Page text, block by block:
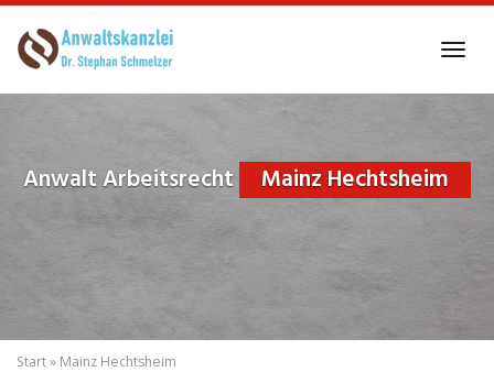
to
Anwalt Arbeitsrecht Mainz Hechtsheim
Start» Mainz Hechtsheim